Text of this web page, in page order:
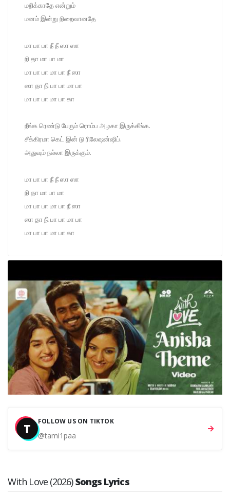
மறிக்காதே என்றும்
மனம் இன்று நிறைவானதே
மா பா பா நீ நீ ஸா ஸா
நி தா மா பா மா
மா பா பா மா பா நீ ஸா
ஸா தா நி பா பா மா பா
மா பா பா மா பா கா
நீங்க ரெண்டு பேரும் ரொம்ப அழகா இருக்கீங்க.
சீக்கிரமா கெட் இன் டு ரிலேஷன்ஷிப்.
அதுவும் நல்லா இருக்கும்.
மா பா பா நீ நீ ஸா ஸா
நி தா மா பா மா
மா பா பா மா பா நீ ஸா
ஸா தா நி பா பா மா பா
மா பா பா மா பா கா
T FOLLOW US ON TIKTOK
@tami1paa
With Love (2026)Songs Lyrics